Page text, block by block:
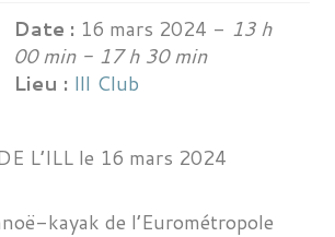
Date : 16 mars 2024 - 13 h
00 min - 17 h 30 min
Lieu : Ill Club
L’ILL le 16 mars 2024
kayak de l’Eurométropole